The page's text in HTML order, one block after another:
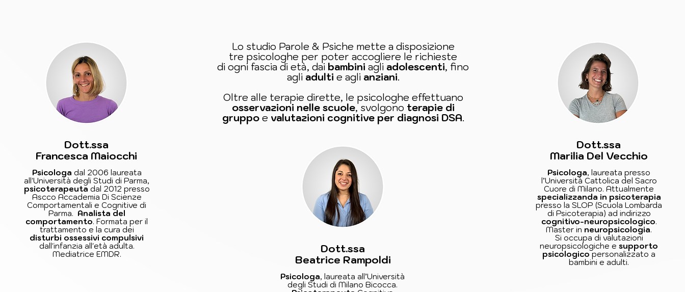
Dott.ssa
Francesca Maiocchi
Psicologa dal 2006 laureata
all'Università degli Studi di Parma,
psicoterapeuta dal 2012 presso
Ascco Accademia Di Scienze
Comportamentali e Cognitive di
Parma. Analista del
comportamento. Formata per il
trattamento e la cura dei
disturbi ossessivi compulsivi
dall'infanzia all'età adulta.
Mediatrice EMDR.
Lo studio Parole & Psiche mette a disposizione
tre psicologhe per poter accogliere le richieste
di ogni fascia di età, dai bambini agli adolescenti, fino
agli adulti e agli anziani.
Oltre alle terapie dirette, le psicologhe effettuano
osservazioni nelle scuole, svolgono terapie di
gruppoe valutazioni cognitive per diagnosi DSA.
Dott.ssa
Beatrice Rampoldi
Psicologa, laureata all’Università
degli Studi di Milano Bicocca.
Dott.ssa
Marilia Del Vecchio
Psicologa, laureata presso
l’Università Cattolica del Sacro
Cuore di Milano. Attualmente
specializzanda in psicoterapia
presso la SLOP (Scuola Lombarda
di Psicoterapia) ad indirizzo
cognitivo-neuropsicologico.
Master in neuropsicologia.
Si occupa di valutazioni
neuropsicologiche esupporto
psicologicopersonalizzato a
bambini e adulti.